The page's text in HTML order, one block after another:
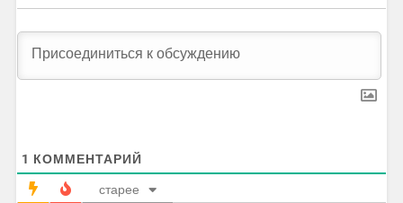
1 КОММЕНТАРИЙ
старее